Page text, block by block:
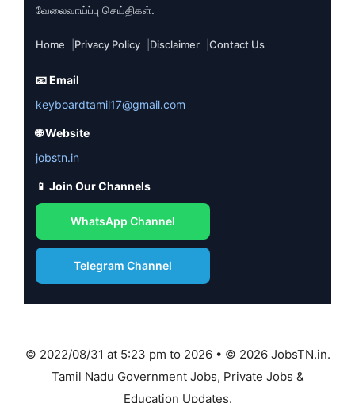
வேலைவாய்ப்பு செய்திகள்.
Home Privacy Policy Disclaimer Contact Us
📧 Email
keyboardtamil17@gmail.com
🌐 Website
jobstn.in
📱 Join Our Channels
WhatsApp Channel
Telegram Channel
© 2022/08/31 at 5:23 pm to 2026 • © 2026 JobsTN.in.
Tamil Nadu Government Jobs, Private Jobs &
Education Updates.